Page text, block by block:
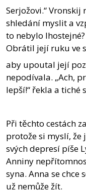
Serjožovi.“
shledání myslit a
to nebylo
Obrátil její ruku ve
aby upoutal její
nepodívala. „Ach,
lepší!“ řekla a tiché
Při těchto cestách
protože si myslí,
svých depresí píše
Anniny
syna. Anna se chce
už nemůže žít.